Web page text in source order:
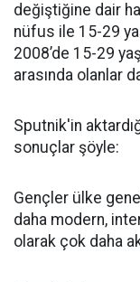
değiştiğine dair
nüfus ile 15-29
2008’de 15-29
arasında olanlar
Sputnik'in
sonuçlar şöyle:
Gençler ülke
daha modern,
olarak çok daha